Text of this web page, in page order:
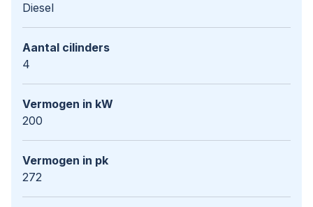
Diesel
Aantal cilinders
4
Vermogen in kW
200
Vermogen in pk
272